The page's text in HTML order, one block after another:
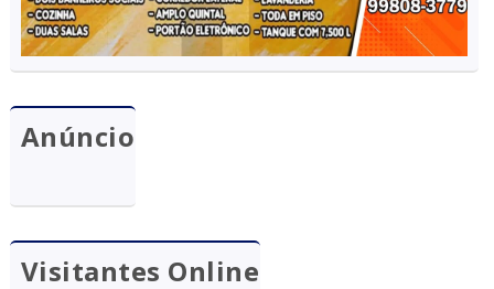
Anúncio
Visitantes Online